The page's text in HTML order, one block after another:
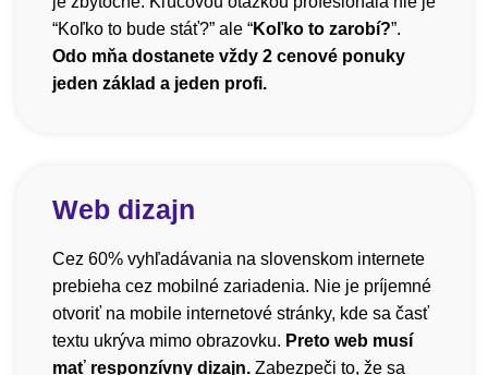
“Koľko to bude stáť?” ale “Koľko to zarobí?”.
Odo mňa dostanete vždy 2 cenové ponuky
jeden základ a jeden profi.
Web dizajn
Cez 60% vyhľadávania na slovenskom internete
prebieha cez mobilné zariadenia. Nie je príjemné
otvoriť na mobile internetové stránky, kde sa časť
textu ukrýva mimo obrazovku. Preto web musí
mať responzívny dizajn. Zabezpeči to, že sa